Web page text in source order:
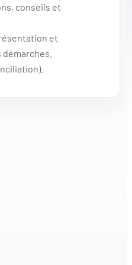
conseils et
et